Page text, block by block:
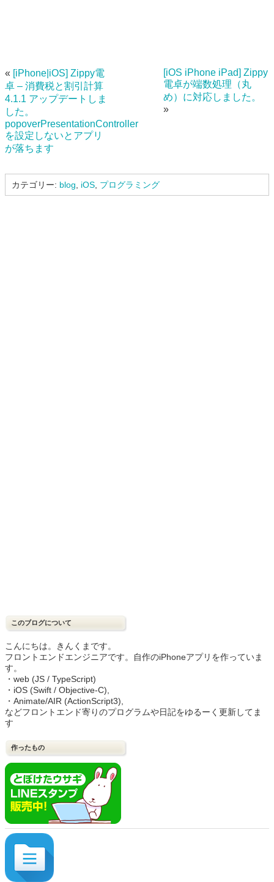
« [iPhone|iOS] Zippy電
卓 – 消費税と割引計算
4.1.1 アップデートしま
した。
popoverPresentationController
を設定しないとアプリ
が落ちます
[iOS iPhone iPad] Zippy
電卓が端数処理（丸
め）に対応しました。
»
カテゴリー: blog iOS プログラミング
このブログについて
こんにちは。きんくまです。
フロントエンドエンジニアです。自作のiPhoneアプリを作っていま
す。
・web (JS / TypeScript)
・iOS (Swift / Objective-C),
・Animate/AIR (ActionScript3),
などフロントエンド寄りのプログラムや日記をゆるーく更新してま
す
作ったもの